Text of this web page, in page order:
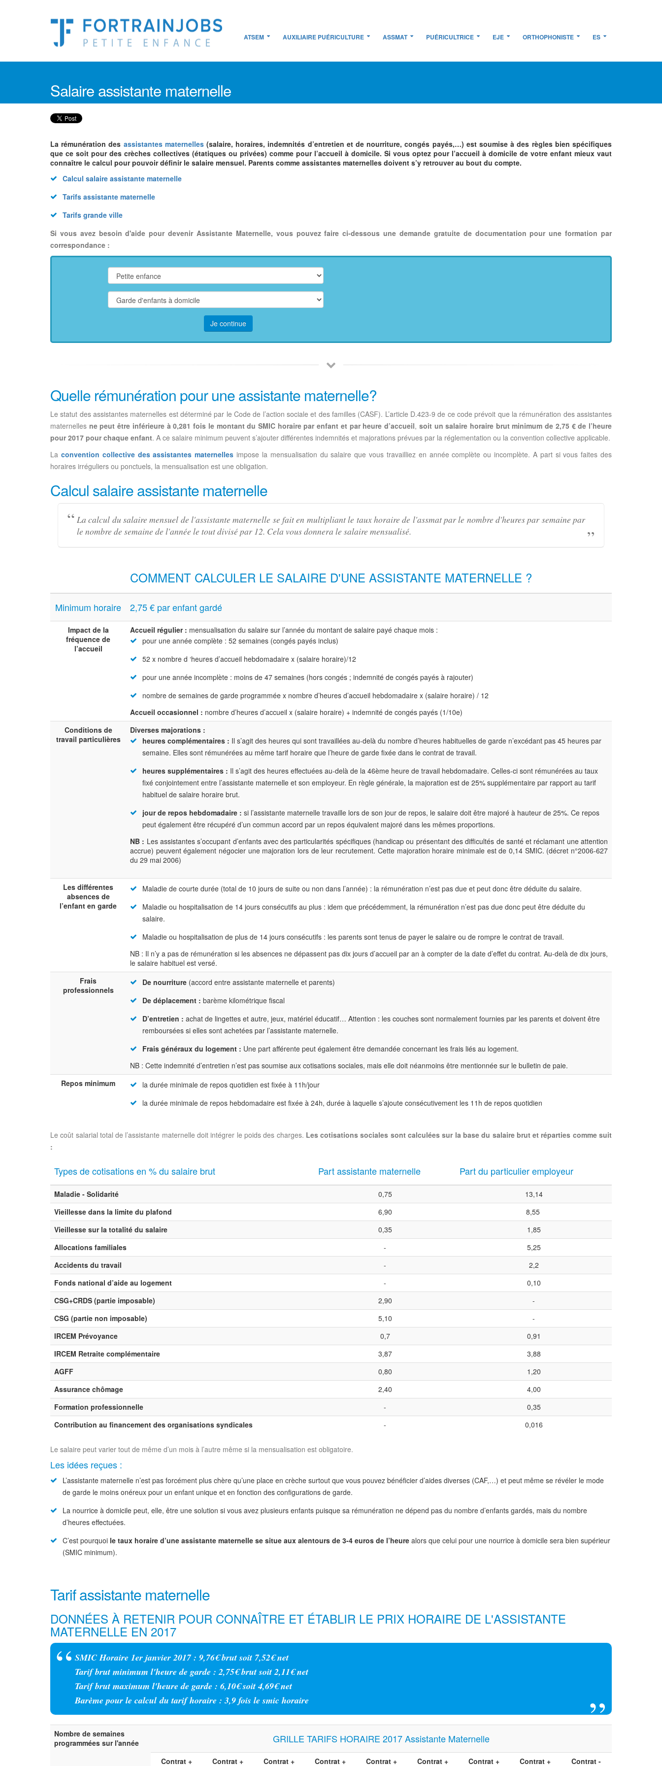
ATSEM AUXILIAIRE PUÉRICULTURE ASSMAT PUÉRICULTRICE EJE ORTHOPHONISTE ES
Salaire assistante maternelle
La rémunération des assistantes maternelles(salaire, horaires, indemnités d’entretien et de nourriture, congés payés,…) est soumise à des règles bien spécifiques
que ce soit pour des crèches collectives (étatiques ou privées) comme pour l’accueil à domicile. Si vous optez pour l’accueil à domicile de votre enfant mieux vaut
connaître le calcul pour pouvoir définir le salaire mensuel. Parents comme assistantes maternelles doivent s’y retrouver au bout du compte.
Calcul salaire assistante maternelle
Tarifs assistante maternelle
Tarifs grande ville
Si vous avez besoin d'aide pour devenir Assistante Maternelle, vous pouvez faire ci-dessous une demande gratuite de documentation pour une formation par
correspondance :
Je continue
Quelle rémunération pour une assistante maternelle?
Le statut des assistantes maternelles est déterminé par le Code de l’action sociale et des familles (CASF). L’article D.423-9 de ce code prévoit que la rémunération des assistantes
maternelles ne peut être inférieure à 0,281 fois le montant du SMIC horaire par enfant et par heure d’accueil, soit un salaire horaire brut minimum de 2,75 € de l’heure
pour 2017 pour chaque enfant. A ce salaire minimum peuvent s’ajouter différentes indemnités et majorations prévues par la réglementation ou la convention collective applicable.
La convention collective des assistantes maternelles impose la mensualisation du salaire que vous travailliez en année complète ou incomplète. A part si vous faites des
horaires irréguliers ou ponctuels, la mensualisation est une obligation.
Calcul salaire assistante maternelle
La calcul du salaire mensuel de l'assistante maternelle se fait en multipliant le taux horaire de l'assmat par le nombre d'heures par semaine par
le nombre de semaine de l'année le tout divisé par 12. Cela vous donnera le salaire mensualisé.
COMMENT CALCULER LE SALAIRE D'UNE ASSISTANTE MATERNELLE ?
Minimum horaire 2,75 € par enfant gardé
Impact de la
fréquence de
l’accueil
Accueil régulier : mensualisation du salaire sur l’année du montant de salaire payé chaque mois :
pour une année complète : 52 semaines (congés payés inclus)
52 x nombre d ‘heures d’accueil hebdomadaire x (salaire horaire)/12
pour une année incomplète : moins de 47 semaines (hors congés ; indemnité de congés payés à rajouter)
nombre de semaines de garde programmée x nombre d’heures d’accueil hebdomadaire x (salaire horaire) / 12
Accueil occasionnel : nombre d’heures d’accueil x (salaire horaire) + indemnité de congés payés (1/10e)
Conditions de
travail particulières
Diverses majorations :
heures complémentaires : Il s’agit des heures qui sont travaillées au-delà du nombre d’heures habituelles de garde n’excédant pas 45 heures par
semaine. Elles sont rémunérées au même tarif horaire que l’heure de garde fixée dans le contrat de travail.
heures supplémentaires : Il s’agit des heures effectuées au-delà de la 46ème heure de travail hebdomadaire. Celles-ci sont rémunérées au taux
fixé conjointement entre l’assistante maternelle et son employeur. En règle générale, la majoration est de 25% supplémentaire par rapport au tarif
habituel de salaire horaire brut.
jour de repos hebdomadaire : si l’assistante maternelle travaille lors de son jour de repos, le salaire doit être majoré à hauteur de 25%. Ce repos
peut également être récupéré d’un commun accord par un repos équivalent majoré dans les mêmes proportions.
NB : Les assistantes s’occupant d’enfants avec des particularités spécifiques (handicap ou présentant des difficultés de santé et réclamant une attention
accrue) peuvent également négocier une majoration lors de leur recrutement. Cette majoration horaire minimale est de 0,14 SMIC. (décret n°2006-627
du 29 mai 2006)
Les différentes
absences de
l’enfant en garde
Maladie de courte durée (total de 10 jours de suite ou non dans l’année) : la rémunération n’est pas due et peut donc être déduite du salaire.
Maladie ou hospitalisation de 14 jours consécutifs au plus : idem que précédemment, la rémunération n’est pas due donc peut être déduite du
salaire.
Maladie ou hospitalisation de plus de 14 jours consécutifs : les parents sont tenus de payer le salaire ou de rompre le contrat de travail.
NB : Il n’y a pas de rémunération si les absences ne dépassent pas dix jours d’accueil par an à compter de la date d’effet du contrat. Au-delà de dix jours,
le salaire habituel est versé.
Frais
professionnels
De nourriture (accord entre assistante maternelle et parents)
De déplacement : barème kilométrique fiscal
D’entretien : achat de lingettes et autre, jeux, matériel éducatif… Attention : les couches sont normalement fournies par les parents et doivent être
remboursées si elles sont achetées par l’assistante maternelle.
Frais généraux du logement : Une part afférente peut également être demandée concernant les frais liés au logement.
NB : Cette indemnité d’entretien n’est pas soumise aux cotisations sociales, mais elle doit néanmoins être mentionnée sur le bulletin de paie.
Repos minimum
la durée minimale de repos quotidien est fixée à 11h/jour
la durée minimale de repos hebdomadaire est fixée à 24h, durée à laquelle s’ajoute consécutivement les 11h de repos quotidien
Le coût salarial total de l’assistante maternelle doit intégrer le poids des charges. Les cotisations sociales sont calculées sur la base du salaire brut et réparties comme suit
:
Types de cotisations en % du salaire brut Part assistante maternelle Part du particulier employeur
Maladie - Solidarité 0,75
13,14
Vieillesse dans la limite du plafond
6,90
8,55
Vieillesse sur la totalité du salaire
0,35
1,85
Allocations familiales
-
5,25
Accidents du travail
-
2,2
Fonds national d’aide au logement
-
0,10
CSG+CRDS (partie imposable)
2,90
-
CSG (partie non imposable)
5,10
-
IRCEM Prévoyance
0,7
0,91
IRCEM Retraite complémentaire
3,87
3,88
AGFF
0,80
1,20
Assurance chômage
2,40
4,00
Formation professionnelle
-
0,35
Contribution au financement des organisations syndicales
- 0,016
Le salaire peut varier tout de même d’un mois à l’autre même si la mensualisation est obligatoire.
Les idées reçues :
L’assistante maternelle n’est pas forcément plus chère qu’une place en crèche surtout que vous pouvez bénéficier d’aides diverses (CAF,…) et peut même se révéler le mode
de garde le moins onéreux pour un enfant unique et en fonction des configurations de garde.
La nourrice à domicile peut, elle, être une solution si vous avez plusieurs enfants puisque sa rémunération ne dépend pas du nombre d’enfants gardés, mais du nombre
d’heures effectuées.
C’est pourquoi le taux horaire d’une assistante maternelle se situe aux alentours de 3-4 euros de l’heure alors que celui pour une nourrice à domicile sera bien supérieur
(SMIC minimum).
Tarif assistante maternelle
DONNÉES À RETENIR POUR CONNAÎTRE ET ÉTABLIR LE PRIX HORAIRE DE L'ASSISTANTE
MATERNELLE EN 2017
SMIC Horaire 1er janvier 2017 : 9,76€ brut soit 7,52€ net
Tarif brut minimum l'heure de garde : 2,75€ brut soit 2,11€ net
Tarif brut maximum l'heure de garde : 6,10€ soit 4,69€ net
Barème pour le calcul du tarif horaire : 3,9 fois le smic horaire
Nombre de semaines
programmées sur l'année
GRILLE TARIFS HORAIRE 2017 Assistante Maternelle
Contrat +
Contrat +
Contrat +
Contrat +
Contrat +
Contrat +
Contrat +
Contrat +
Contrat -